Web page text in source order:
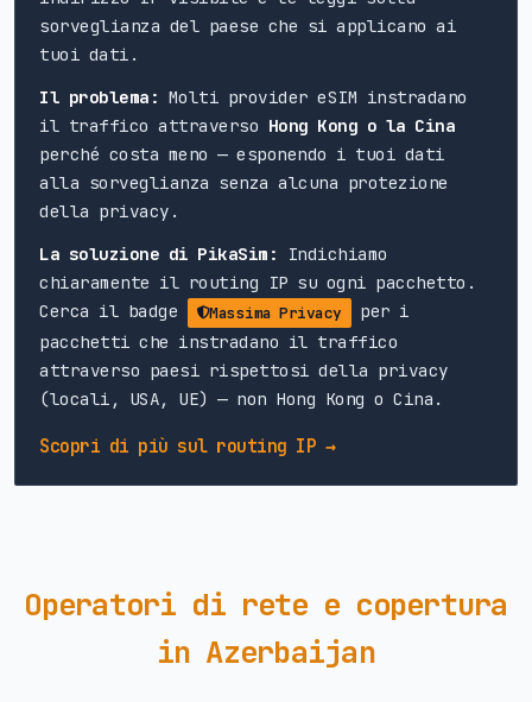
sorveglianza del paese che si applicano ai
tuoi dati.
Il problema: Molti provider eSIM instradano
il traffico attraverso Hong Kong o la Cina
perché costa meno — esponendo i tuoi dati
alla sorveglianza senza alcuna protezione
della privacy.
La soluzione di PikaSim:
Indichiamo
chiaramente il routing IP su ogni pacchetto.
Cerca il badge
Massima Privacy
per i
pacchetti che instradano il traffico
attraverso paesi rispettosi della privacy
(locali, USA, UE) — non Hong Kong o Cina.
Scopri di più sul routing IP →
Operatori di rete e copertura
in Azerbaijan